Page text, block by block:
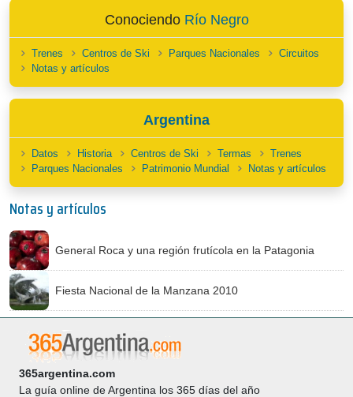
Conociendo Río Negro
Trenes Centros de Ski Parques Nacionales
Circuitos
Notas y artículos
Argentina
Datos Historia Centros de Ski Termas
Trenes
Parques Nacionales
Patrimonio Mundial Notas y artículos
Notas y artículos
General Roca y una región frutícola en la Patagonia
Fiesta Nacional de la Manzana 2010
365argentina.com
La guía online de Argentina los 365 días del año